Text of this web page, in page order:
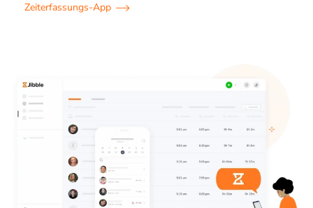
Zeiterfassungs-App